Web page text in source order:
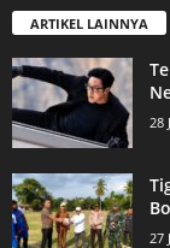
ARTIKEL LAINNYA
28
27